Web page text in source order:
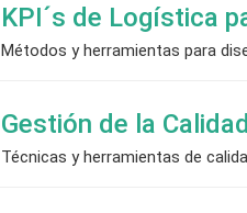
KPI´s de Logística
Métodos y herramientas para
Gestión de la
Técnicas y herramientas de